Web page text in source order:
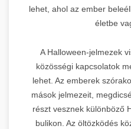
lehet, ahol az ember
életbe
A Halloween-jelmezek
közösségi kapcsolatok
lehet. Az emberek
mások jelmezeit,
részt vesznek különböző
bulikon. Az öltözködés